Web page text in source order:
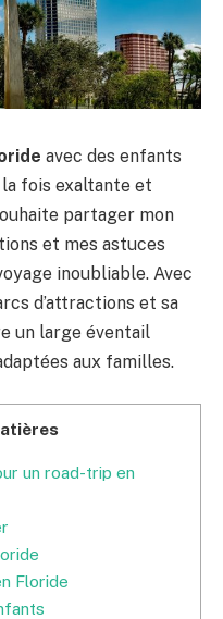
avec des enfants
fois exaltante et
partager mon
et mes astuces
inoubliable. Avec
d’attractions et sa
un large éventail
aux familles.
un road-trip en
Floride